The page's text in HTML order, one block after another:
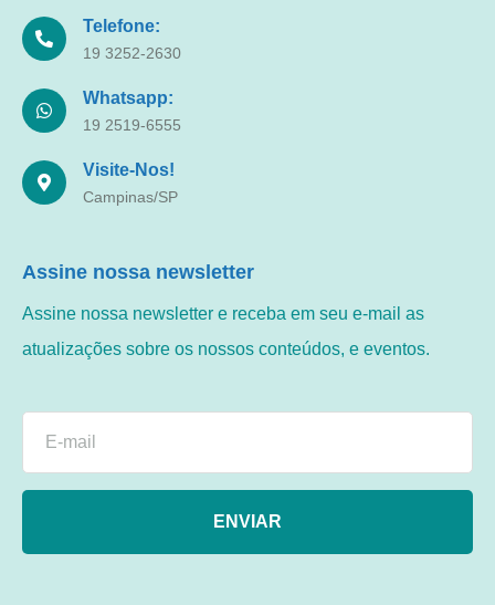
Telefone:
19 3252-2630
Whatsapp:
19 2519-6555
Visite-Nos!
Campinas/SP
Assine nossa newsletter
Assine nossa newsletter e receba em seu e-mail as
atualizações sobre os nossos conteúdos, e eventos.
ENVIAR